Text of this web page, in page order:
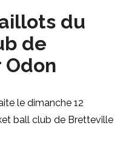
du
de
le dimanche 12
ball club de Bretteville